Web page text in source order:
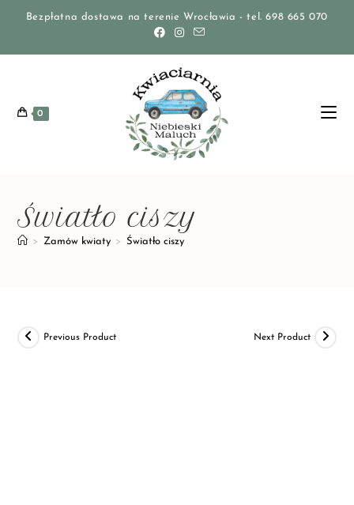
Bezpłatna dostawa na terenie Wrocławia - tel. 698 665 070
0
Światło ciszy
> Zamów kwiaty > Światło ciszy
Previous Product Next Product